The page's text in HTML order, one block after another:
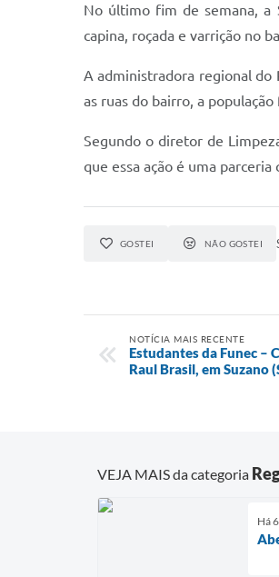
No último fim de semana, a
capina, roçada e varrição no
A administradora regional do
as ruas do bairro, a
Segundo o diretor de
que essa ação é uma
GOSTEI NÃO GOSTEI
NOTÍCIA MAIS RECENTE
Estudantes da Funec –
Raul Brasil, em Suzano
VEJA MAIS da categoria
Há